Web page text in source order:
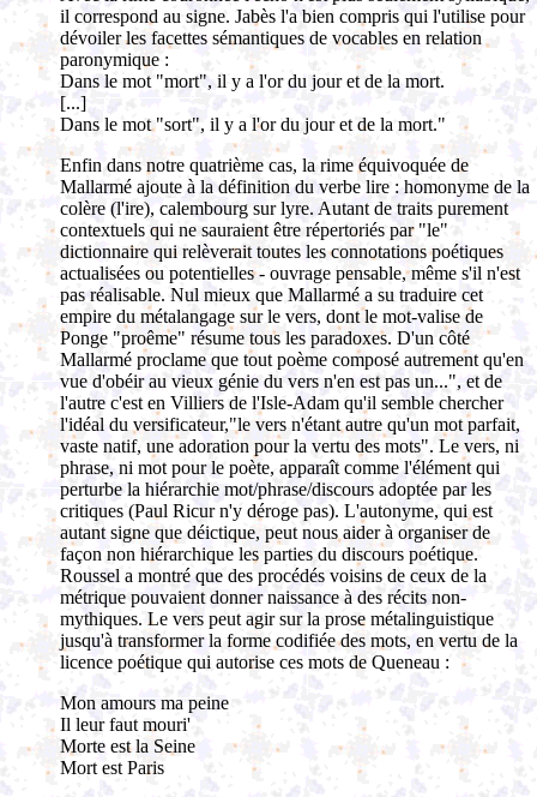
il correspond au signe. Jabès l'a bien compris qui l'utilise pour
dévoiler les facettes sémantiques de vocables en relation
paronymique :
Dans le mot "mort", il y a l'or du jour et de la mort.
[...]
Dans le mot "sort", il y a l'or du jour et de la mort."
Enfin dans notre quatrième cas, la rime équivoquée de
Mallarmé ajoute à la définition du verbe lire : homonyme de la
colère (l'ire), calembourg sur lyre. Autant de traits purement
contextuels qui ne sauraient être répertoriés par "le"
dictionnaire qui relèverait toutes les connotations poétiques
actualisées ou potentielles - ouvrage pensable, même s'il n'est
pas réalisable. Nul mieux que Mallarmé a su traduire cet
empire du métalangage sur le vers, dont le mot-valise de
Ponge "proême" résume tous les paradoxes. D'un côté
Mallarmé proclame que tout poème composé autrement qu'en
vue d'obéir au vieux génie du vers n'en est pas un...", et de
l'autre c'est en Villiers de l'Isle-Adam qu'il semble chercher
l'idéal du versificateur,"le vers n'étant autre qu'un mot parfait,
vaste natif, une adoration pour la vertu des mots". Le vers, ni
phrase, ni mot pour le poète, apparaît comme l'élément qui
perturbe la hiérarchie mot/phrase/discours adoptée par les
critiques (Paul Ricur n'y déroge pas). L'autonyme, qui est
autant signe que déictique, peut nous aider à organiser de
façon non hiérarchique les parties du discours poétique.
Roussel a montré que des procédés voisins de ceux de la
métrique pouvaient donner naissance à des récits non-
mythiques. Le vers peut agir sur la prose métalinguistique
jusqu'à transformer la forme codifiée des mots, en vertu de la
licence poétique qui autorise ces mots de Queneau :
Mon amours ma peine
Il leur faut mouri'
Morte est la Seine
Mort est Paris